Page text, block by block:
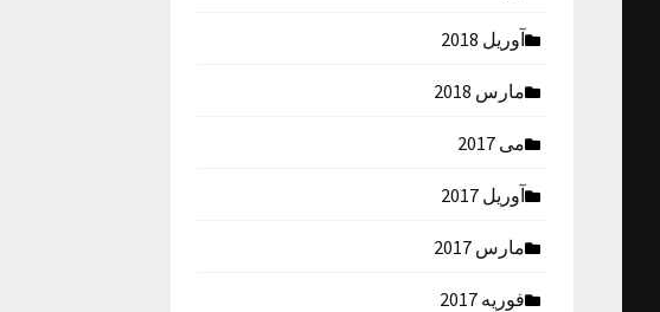
آوریل 2018
مارس 2018
می 2017
آوریل 2017
مارس 2017
فوریه 2017